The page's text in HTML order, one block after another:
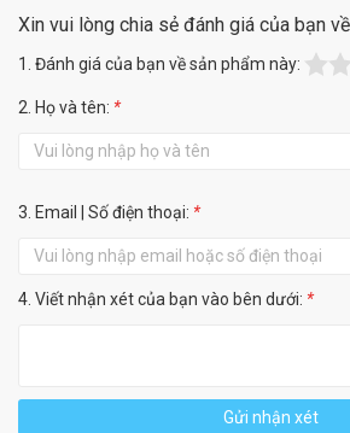
Xin vui lòng chia sẻ đánh giá của bạn
1. Đánh giá của bạn về sản phẩm này:
2. Họ và tên: *
3. Email | Số điện thoại: *
4. Viết nhận xét của bạn vào bên dưới: *
Gửi nhận xét